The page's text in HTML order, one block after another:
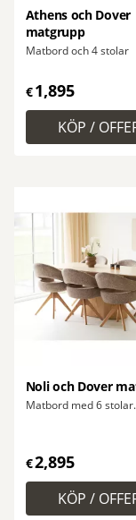
Athens och Dover
matgrupp
Matbord och 4 stolar
€1,895
Noli och Dover
Matbord med 6 stolar.
€2,895